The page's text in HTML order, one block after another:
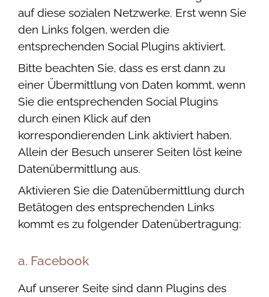
auf diese sozialen Netzwerke. Erst wenn Sie
den Links folgen, werden die
entsprechenden Social Plugins aktiviert.
Bitte beachten Sie, dass es erst dann zu
einer Übermittlung von Daten kommt, wenn
Sie die entsprechenden Social Plugins
durch einen Klick auf den
korrespondierenden Link aktiviert haben.
Allein der Besuch unserer Seiten löst keine
Datenübermittlung aus.
Aktivieren Sie die Datenübermittlung durch
Betätogen des entsprechenden Links
kommt es zu folgender Datenübertragung:
a. Facebook
Auf unserer Seite sind dann Plugins des